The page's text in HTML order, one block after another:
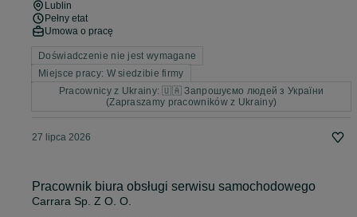
Lublin
Pełny etat
Umowa o pracę
Doświadczenie nie jest wymagane
Miejsce pracy: W siedzibie firmy
Pracownicy z Ukrainy: 🇺🇦 Запрошуємо людей з України
(Zapraszamy pracowników z Ukrainy)
27 lipca 2026
Pracownik biura obsługi serwisu samochodowego
Carrara Sp. Z O. O.